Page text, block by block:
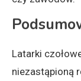
Latarki
niezastąpioną